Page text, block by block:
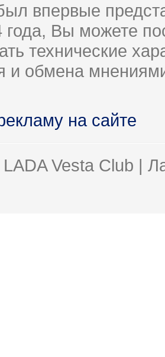
впервые
года, Вы можете
технические
и обмена
на сайте
Vesta Club |